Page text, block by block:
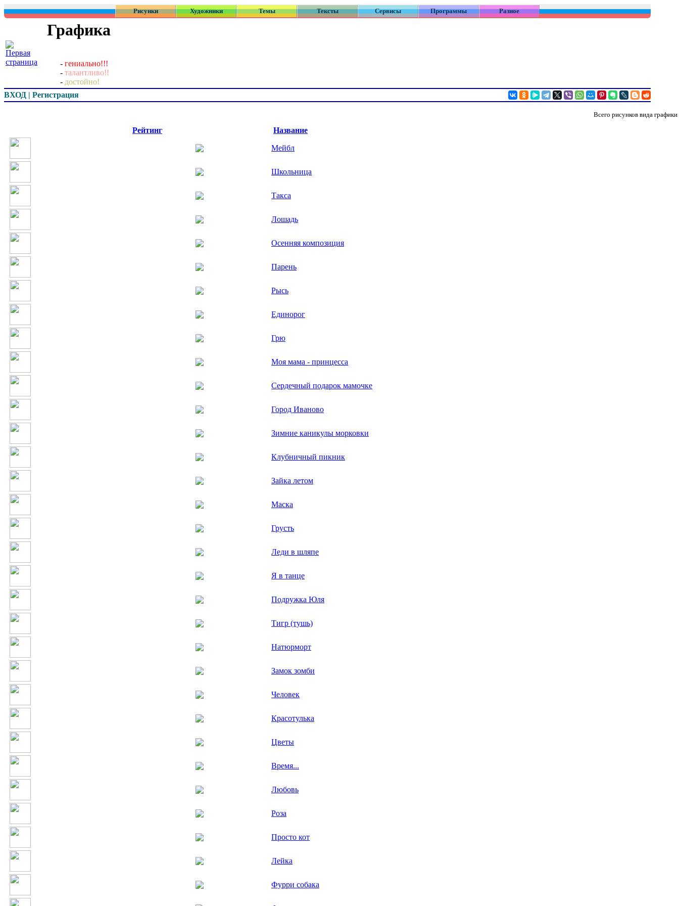
Рисунки Художники Темы Тексты Сервисы Программы Разное
Графика
- гениально!!!
- талантливо!!
- достойно!
ВХОД | Регистрация
Всего рисунков вида графики
Рейтинг Название
Мейбл
Школьница
Такса
Лошадь
Осенняя композиция
Парень
Рысь
Единорог
Грю
Моя мама - принцесса
Сердечный подарок мамочке
Город Иваново
Зимние каникулы морковки
Клубничный пикник
Зайка летом
Маска
Грусть
Леди в шляпе
Я в танце
Подружка Юля
Тигр (тушь)
Натюрморт
Замок зомби
Человек
Красотулька
Цветы
Время...
Любовь
Роза
Просто кот
Лейка
Фурри собака